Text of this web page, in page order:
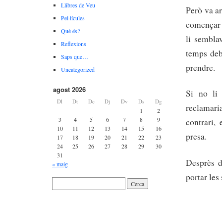
Però va
li
temps
prendre.
Si no li
contrari,
presa.
Desprès
portar les
Llibres de Veu
Pel·lícules
Què és?
Reflexions
Saps que…
Uncategorized
agost 2026
Dl Dt Dc Dj Dv Ds Dg
1
2
3
4 5 6 7 8
9
10
11 12 13 14 15
16
17
18 19 20 21 22
23
24
25 26 27 28 29
30
31
« maig